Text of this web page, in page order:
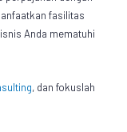
fasilitas
Anda mematuhi
, dan fokuslah